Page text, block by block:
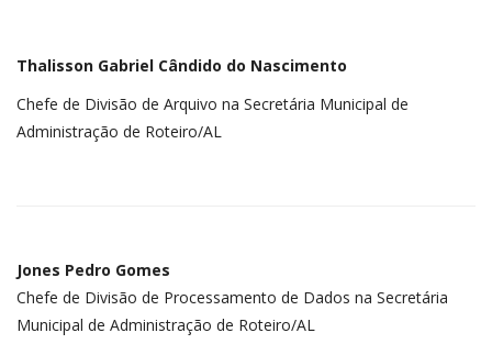
Thalisson Gabriel Cândido do Nascimento
Chefe de Divisão de Arquivo na Secretária Municipal de
Administração de Roteiro/AL
Jones Pedro Gomes
Chefe de Divisão de Processamento de Dados na Secretária
Municipal de Administração de Roteiro/AL